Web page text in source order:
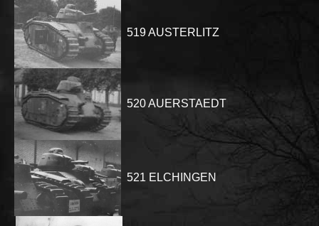
519 AUSTERLITZ
520 AUERSTAEDT
521 ELCHINGEN